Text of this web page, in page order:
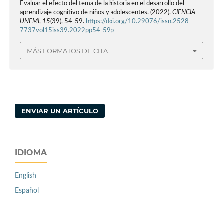
Evaluar el efecto del tema de la historia en el desarrollo del
aprendizaje cognitivo de niños y adolescentes. (2022). CIENCIA
UNEMI, 15(39), 54-59. https://doi.org/10.29076/issn.2528-
7737vol15iss39.2022pp54-59p
MÁS FORMATOS DE CITA
ENVIAR UN ARTÍCULO
IDIOMA
English
Español